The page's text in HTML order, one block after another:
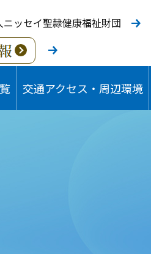
ニッセイ聖隷健康福祉財団
交通アクセス・周辺環境